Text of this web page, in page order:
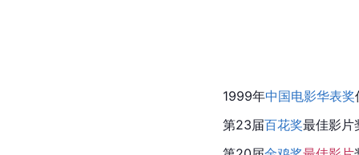
1999年中国电影华表奖
第23届百花奖最佳影片